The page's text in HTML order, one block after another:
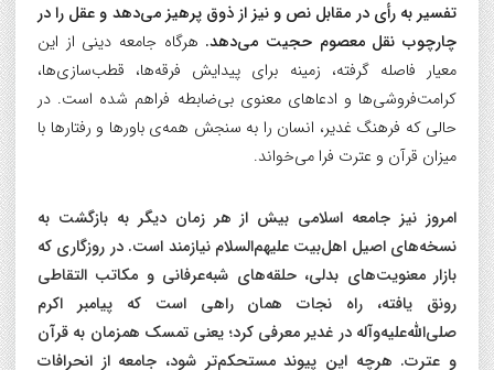
تفسیر به رأی در مقابل نص و نیز از ذوق پرهیز می‌دهد و عقل را در
چارچوب نقل معصوم حجیت می‌دهد. هرگاه جامعه دینی از این
معیار فاصله گرفته، زمینه برای پیدایش فرقه‌ها، قطب‌سازی‌ها،
کرامت‌فروشی‌ها و ادعاهای معنوی بی‌ضابطه فراهم شده است. در
حالی که فرهنگ غدیر، انسان را به سنجش همه‌ی باورها و رفتارها با
میزان قرآن و عترت فرا می‌خواند.
امروز نیز جامعه اسلامی بیش از هر زمان دیگر به بازگشت به
نسخه‌های اصیل اهل‌بیت علیهم‌السلام نیازمند است. در روزگاری که
بازار معنویت‌های بدلی، حلقه‌های شبه‌عرفانی و مکاتب التقاطی
رونق یافته، راه نجات همان راهی است که پیامبر اکرم
صلی‌الله‌علیه‌وآله در غدیر معرفی کرد؛ یعنی تمسک همزمان به قرآن
و عترت. هرچه این پیوند مستحکم‌تر شود، جامعه از انحرافات